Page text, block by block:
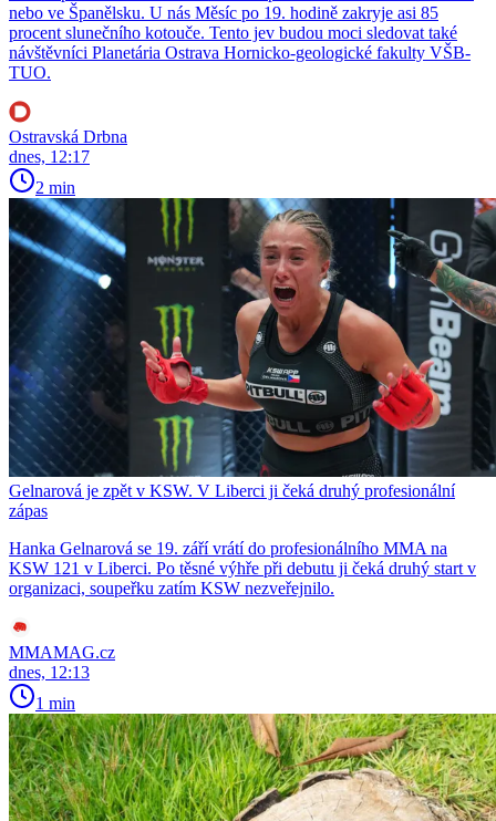
nebo ve Španělsku. U nás Měsíc po 19. hodině zakryje asi 85
procent slunečního kotouče. Tento jev budou moci sledovat také
návštěvníci Planetária Ostrava Hornicko-geologické fakulty VŠB-
TUO.
Ostravská Drbna
dnes, 12:17
2 min
Gelnarová je zpět v KSW. V Liberci ji čeká druhý profesionální
zápas
Hanka Gelnarová se 19. září vrátí do profesionálního MMA na
KSW 121 v Liberci. Po těsné výhře při debutu ji čeká druhý start v
organizaci, soupeřku zatím KSW nezveřejnilo.
MMAMAG.cz
dnes, 12:13
1 min